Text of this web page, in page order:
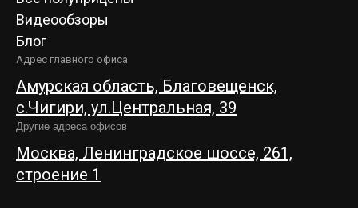
Видеообзоры
Блог
Адрес главного офиса
Амурская область, Благовещенск,
c.Чигири, ул.Центральная, 39
Другие адреса офисов
Москва, Ленинградское шоссе, 261,
строение 1